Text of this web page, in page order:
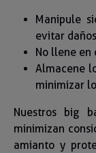
Manipule
evitar
No llene en
Almacene
minimizar
Nuestros big
minimizan
amianto y